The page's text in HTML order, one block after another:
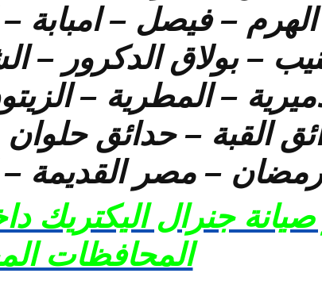
– فيصل – امبابة
– بولاق الدكرور –
– المطرية –
القبة – حدائق حلوان
رمضان – مصر القديمة –
جنرال اليكتريك
المحافظات